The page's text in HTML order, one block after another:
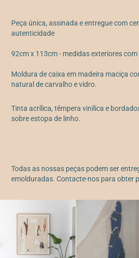
Peça única, assinada e entregue com
autenticidade
92cm x 113cm - medidas exteriores
Moldura de caixa em madeira maciça
natural de carvalho e vidro.
Tinta acrílica, têmpera vinílica e
sobre estopa de linho.
Todas as nossas peças podem ser
emolduradas. Contacte-nos para obter